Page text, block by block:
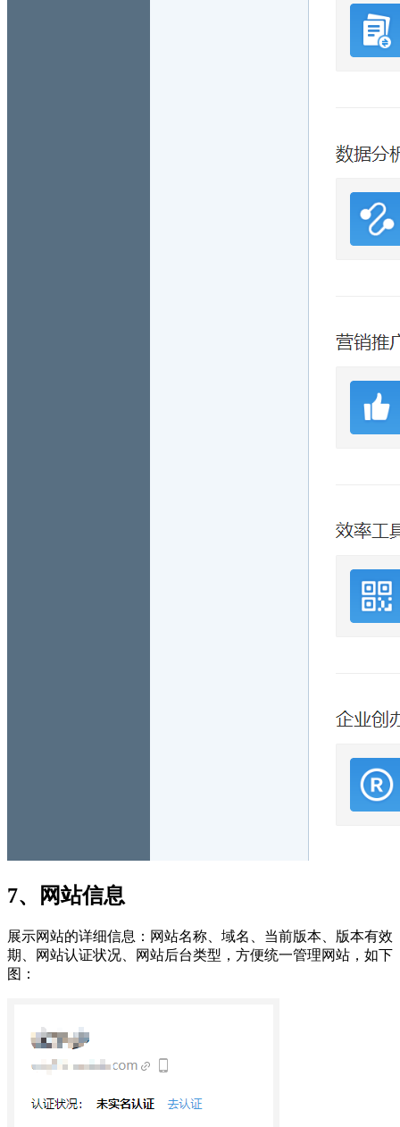
7、网站信息
展示网站的详细信息：网站名称、域名、当前版本、版本有效
期、网站认证状况、网站后台类型，方便统一管理网站，如下
图：